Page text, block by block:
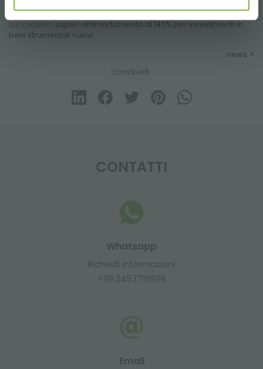
precedente:crescono le imprese di giardinaggio
successivo: super-ammortamento al 140% per investimenti in
beni strumentali nuovi
news
condividi
CONTATTI
Whatsapp
Richiedi informazioni
+39 3457719939
Email